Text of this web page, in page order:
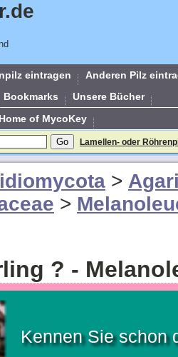
eintragen
Anderen Pilz
Bookmarks
Unsere Bücher
Home of MycoKey
Lamellen- oder
>
>
? -
Kennen Sie schon